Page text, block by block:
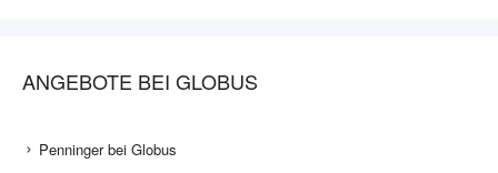
ANGEBOTE BEI GLOBUS
Penninger bei Globus